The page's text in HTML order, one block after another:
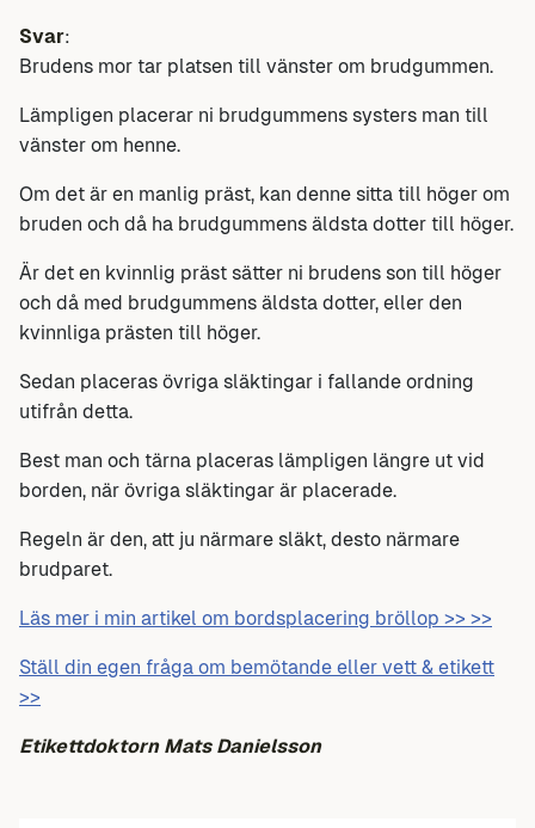
Svar:
Brudens mor tar platsen till vänster om brudgummen.
Lämpligen placerar ni brudgummens systers man till
vänster om henne.
Om det är en manlig präst, kan denne sitta till höger om
bruden och då ha brudgummens äldsta dotter till höger.
Är det en kvinnlig präst sätter ni brudens son till höger
och då med brudgummens äldsta dotter, eller den
kvinnliga prästen till höger.
Sedan placeras övriga släktingar i fallande ordning
utifrån detta.
Best man och tärna placeras lämpligen längre ut vid
borden, när övriga släktingar är placerade.
Regeln är den, att ju närmare släkt, desto närmare
brudparet.
Läs mer i min artikel om bordsplacering bröllop >> >>
Ställ din egen fråga om bemötande eller vett & etikett
>>
Etikettdoktorn Mats Danielsson